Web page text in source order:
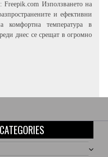
Използването на
и ефективни
комфортна температура в
днес се срещат в огромно